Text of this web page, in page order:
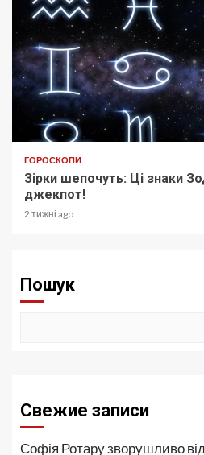
ГОРОСКОПИ
Зірки шепочуть: Ці знаки
джекпот!
2 тижні ago
Пошук
Свежие записи
Софія Ротару зворушливо